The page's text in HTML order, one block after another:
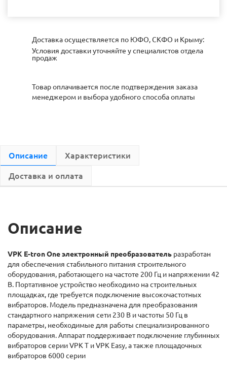
Доставка осуществляется по ЮФО, СКФО и Крыму:
Условия доставки уточняйте у специалистов отдела
продаж
Товар оплачивается после подтверждения заказа
менеджером и выбора удобного способа оплаты
Описание Характеристики
Доставка и оплата
Описание
VPK E-tron One электронный преобразователь разработан
для обеспечения стабильного питания строительного
оборудования, работающего на частоте 200 Гц и напряжении 42
В. Портативное устройство необходимо на строительных
площадках, где требуется подключение высокочастотных
вибраторов. Модель предназначена для преобразования
стандартного напряжения сети 230 В и частоты 50 Гц в
параметры, необходимые для работы специализированного
оборудования. Аппарат поддерживает подключение глубинных
вибраторов серии VPK T и VPK Easy, а также площадочных
вибраторов 6000 серии